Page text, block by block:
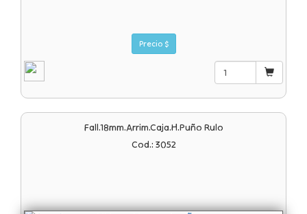
Precio $
Fall.18mm.arrim.caja.h.puño Rulo
Cod.: 3052